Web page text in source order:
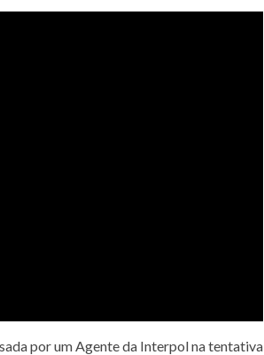
por um Agente da Interpol na tentativa